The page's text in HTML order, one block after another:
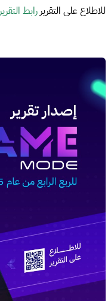
للاطلاع على التقرير رابط التقرير